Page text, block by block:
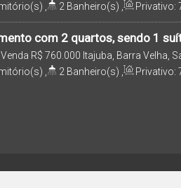
2 Banheiro(s) Privativo:
com 2 quartos, sendo 1
Barra Velha/SC
R$ 760.000 Itajuba, Barra Velha,
2 Banheiro(s) Privativo: